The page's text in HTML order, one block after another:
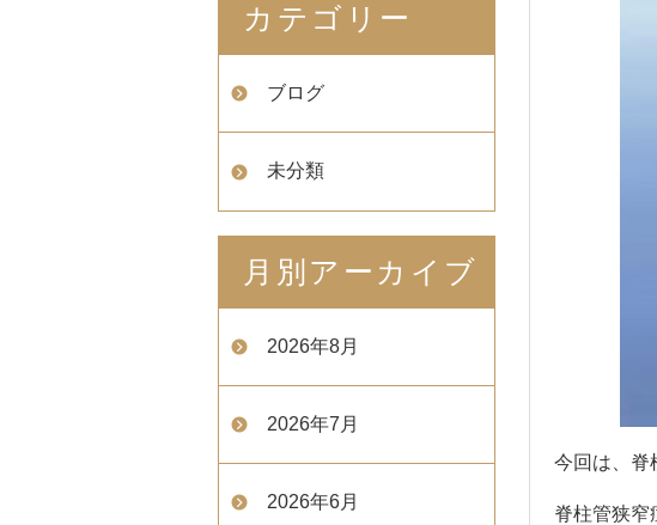
今回は、脊
脊柱管狭窄
カテゴリー
ブログ
未分類
月別アーカイブ
2026年8月
2026年7月
2026年6月